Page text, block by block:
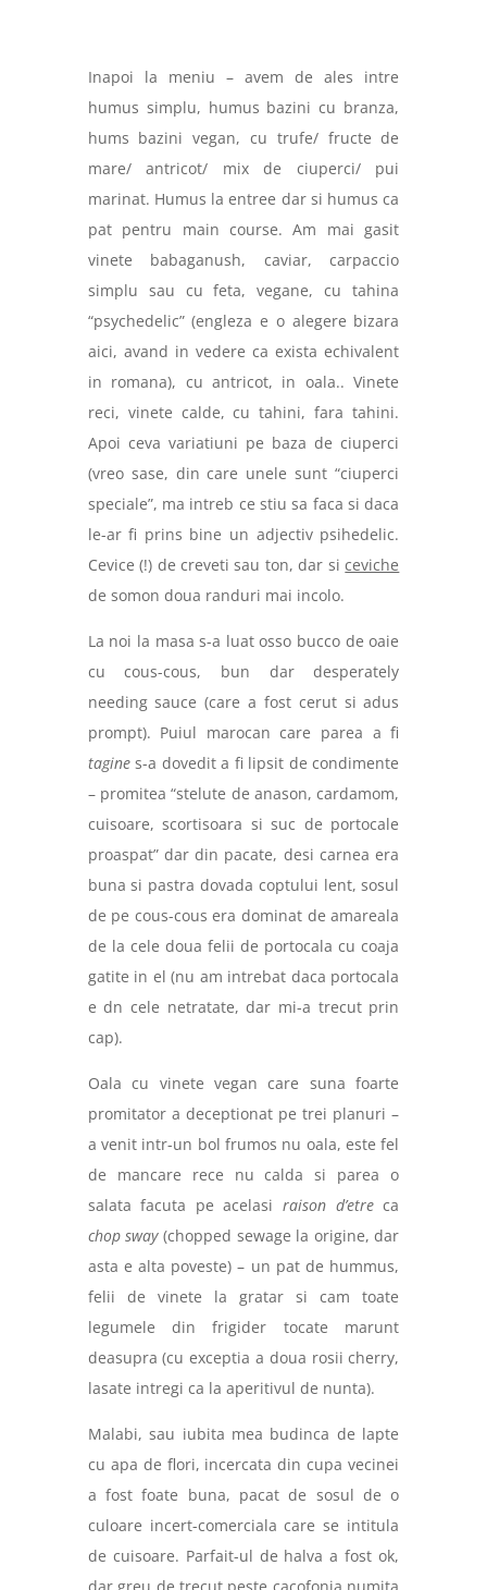
Inapoi la meniu – avem de ales intre
humus simplu, humus bazini cu branza,
hums bazini vegan, cu trufe/ fructe de
mare/ antricot/ mix de ciuperci/ pui
marinat. Humus la entree dar si humus ca
pat pentru main course. Am mai gasit
vinete babaganush, caviar, carpaccio
simplu sau cu feta, vegane, cu tahina
“psychedelic” (engleza e o alegere bizara
aici, avand in vedere ca exista echivalent
in romana), cu antricot, in oala.. Vinete
reci, vinete calde, cu tahini, fara tahini.
Apoi ceva variatiuni pe baza de ciuperci
(vreo sase, din care unele sunt “ciuperci
speciale”, ma intreb ce stiu sa faca si daca
le-ar fi prins bine un adjectiv psihedelic.
Cevice (!) de creveti sau ton, dar siceviche
de somon doua randuri mai incolo.
La noi la masa s-a luat osso bucco de oaie
cu cous-cous, bun dar desperately
needing sauce (care a fost cerut si adus
prompt). Puiul marocan care parea a fi
tagines-a dovedit a fi lipsit de condimente
– promitea “stelute de anason, cardamom,
cuisoare, scortisoara si suc de portocale
proaspat” dar din pacate, desi carnea era
buna si pastra dovada coptului lent, sosul
de pe cous-cous era dominat de amareala
de la cele doua felii de portocala cu coaja
gatite in el (nu am intrebat daca portocala
e dn cele netratate, dar mi-a trecut prin
cap).
Oala cu vinete vegan care suna foarte
promitator a deceptionat pe trei planuri –
a venit intr-un bol frumos nu oala, este fel
de mancare rece nu calda si parea o
salata facuta pe acelasiraison d’etreca
chop sway(chopped sewage la origine, dar
asta e alta poveste) – un pat de hummus,
felii de vinete la gratar si cam toate
legumele din frigider tocate marunt
deasupra (cu exceptia a doua rosii cherry,
lasate intregi ca la aperitivul de nunta).
Malabi, sau iubita mea budinca de lapte
cu apa de flori, incercata din cupa vecinei
a fost foate buna, pacat de sosul de o
culoare incert-comerciala care se intitula
de cuisoare. Parfait-ul de halva a fost ok,